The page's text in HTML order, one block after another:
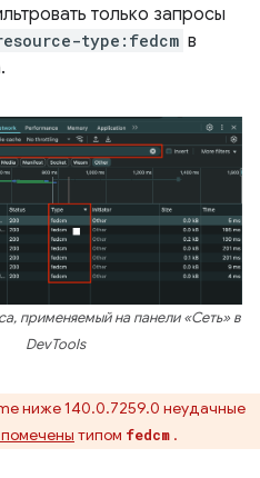
только запросы
type:fedcm в
применяемый на панели «Сеть» в
DevTools
ниже 140.0.7259.0 неудачные
помечены типом fedcm .